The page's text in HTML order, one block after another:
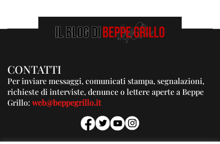
CONTATTI
Per inviare messaggi, comunicati stampa, segnalazioni,
richieste di interviste, denunce o lettere aperte a Beppe
Grillo:web@beppegrillo.it